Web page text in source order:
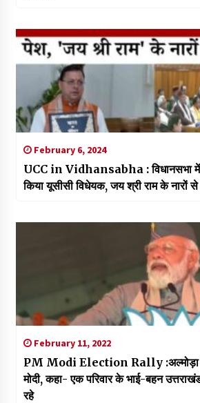
February 6, 2024
UCC in Vidhansabha : विधानसभा में
किया यूसीसी विधेयक, जय श्री राम के नारों
February 11, 2022
PM Modi Election Rally :अल्मोड़ा में
मोदी, कहा- एक परिवार के भाई-बहन
रहे